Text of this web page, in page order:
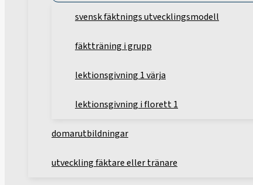
svensk fäktnings utvecklingsmodell
fäktträning i grupp
lektionsgivning 1 värja
lektionsgivning i florett 1
domarutbildningar
utveckling fäktare eller tränare